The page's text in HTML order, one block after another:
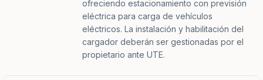
ofreciendo estacionamiento con previsión
eléctrica para carga de vehículos
eléctricos. La instalación y habilitación del
cargador deberán ser gestionadas por el
propietario ante UTE.